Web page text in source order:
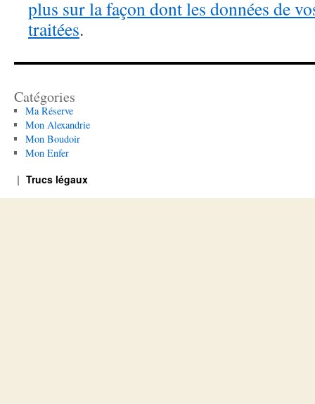
plus sur la façon dont les données de
traitées.
Catégories
Ma Réserve
Mon Alexandrie
Mon Boudoir
Mon Enfer
Trucs légaux